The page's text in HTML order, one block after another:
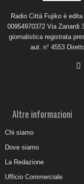
Radio Città Fujiko è
00954970372 Via Zanardi
giornalistica registrata
aut. n° 4553
Altre informazioni
Chi siamo
Dove siamo
La Redazione
Ufficio Commerciale